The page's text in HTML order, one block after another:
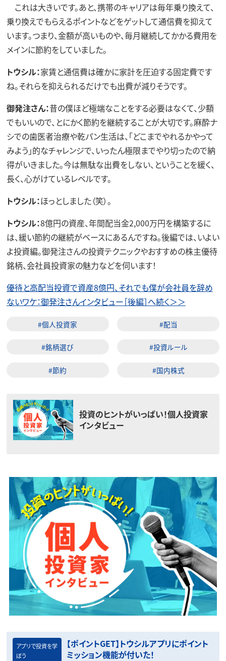
これは大きいです。あと、携帯のキャリアは毎年乗り換えて、
乗り換えでもらえるポイントなどをゲットして通信費を抑えて
います。つまり、金額が高いものや、毎月継続してかかる費用を
メインに節約をしていました。
トウシル：家賃と通信費は確かに家計を圧迫する固定費です
ね。それらを抑えられるだけでも出費が減りそうです。
御発注さん：昔の僕ほど極端なことをする必要はなくて、少額
でもいいので、とにかく節約を継続することが大切です。麻酔ナ
シでの歯医者治療や乾パン生活は、「どこまでやれるかやって
みよう」的なチャレンジで、いったん極限までやり切ったので納
得がいきました。今は無駄な出費をしない、ということを緩く、
長く、心がけているレベルです。
トウシル：ほっとしました（笑）。
トウシル：8億円の資産、年間配当金2,000万円を構築するに
は、緩い節約の継続がベースにあるんですね。後編では、いよい
よ投資編。御発注さんの投資テクニックやおすすめの株主優待
銘柄、会社員投資家の魅力などを伺います！
優待と高配当投資で資産8億円、それでも僕が会社員を辞め
ないワケ：御発注さんインタビュー［後編］へ続く＞＞
#個人投資家 #配当
#銘柄選び #投資ルール
#節約 #国内株式
投資のヒントがいっぱい！個人投資家
インタビュー
アプリで投資を学
ぼう
【ポイントGET】トウシルアプリにポイント
ミッション機能が付いた！